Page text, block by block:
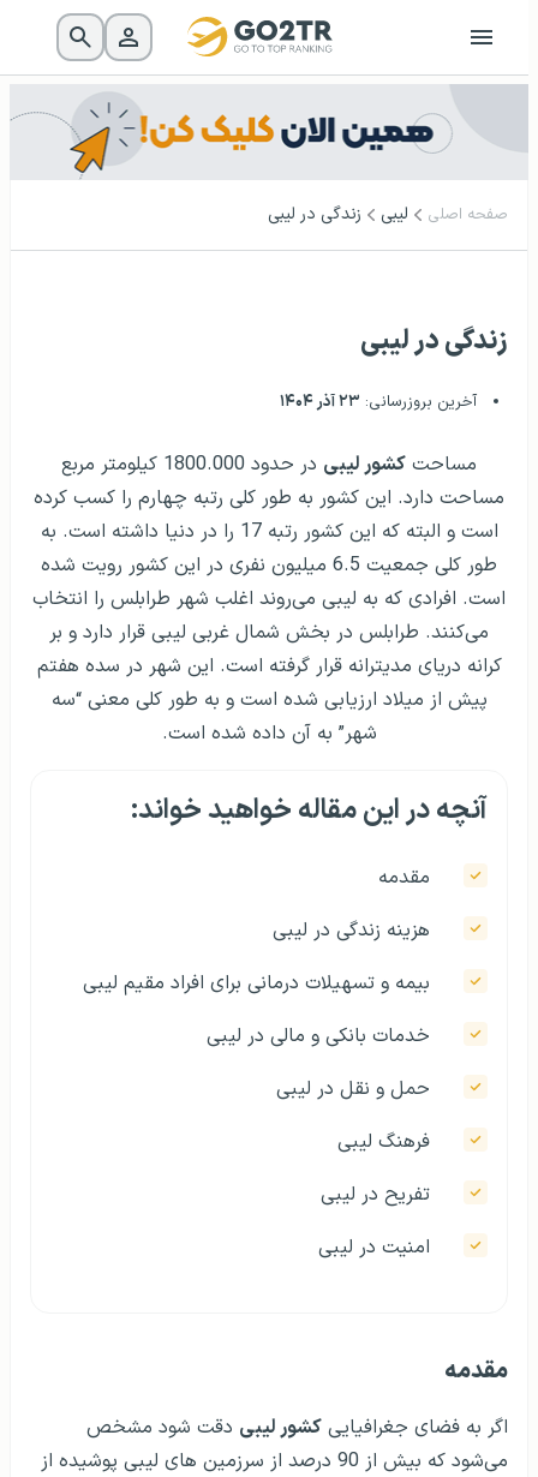
صفحه اصلی لیبی زندگی در لیبی
زندگی در لیبی
آخرین بروزرسانی: ۲۳ آذر ۱۴۰۴
مساحت کشور لیبی
در حدود 1800.000 کیلومتر مربع
مساحت دارد. این کشور به طور کلی رتبه چهارم را کسب کرده
است و البته که این کشور رتبه 17 را در دنیا داشته است. به
طور کلی جمعیت 6.5 میلیون نفری در این کشور رویت شده
است. افرادی که به لیبی می‌روند اغلب شهر طرابلس را انتخاب
می‌کنند. طرابلس در بخش شمال غربی لیبی قرار دارد و بر
کرانه دریای مدیترانه قرار گرفته است. این شهر در سده هفتم
پیش از میلاد ارزیابی شده است و به طور کلی معنی “سه
شهر” به آن داده شده است.
آنچه در این مقاله خواهید خواند:
مقدمه
هزینه زندگی در لیبی
بیمه و تسهیلات درمانی برای افراد مقیم لیبی
خدمات بانکی و مالی در لیبی
حمل و نقل در لیبی
فرهنگ لیبی
تفریح در لیبی
امنیت در لیبی
مقدمه
اگر به فضای جغرافیایی کشور لیبی دقت شود مشخص
می‌شود که بیش از 90 درصد از سرزمین های لیبی پوشیده از